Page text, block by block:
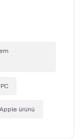
ürünü